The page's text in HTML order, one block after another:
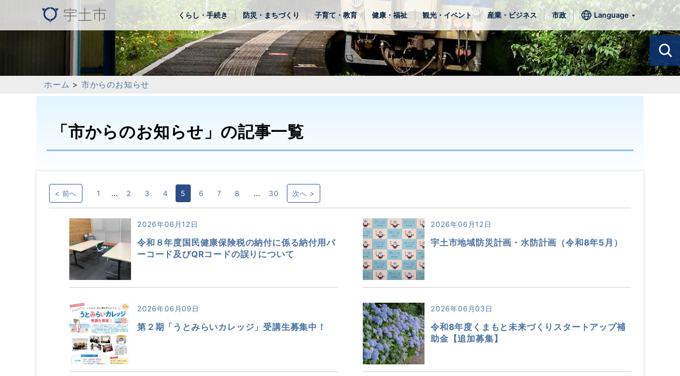
くらし・手続き 防災・まちづくり 子育て・教育 健康・福祉 観光・イベント 産業・ビジネス 市政 Language
ホーム > 市からのお知らせ
「市からのお知らせ」の記事一覧
< 前へ 1 … 2 3 4 5 6 7 8 … 30 次へ >
2026年06月12日
令和８年度国民健康保険税の納付に係る納付用バ
ーコード及びQRコードの誤りについて
2026年06月12日
宇土市地域防災計画・水防計画（令和8年5月）
2026年06月09日
第２期「うとみらいカレッジ」受講生募集中！
2026年06月03日
令和8年度くまもと未来づくりスタートアップ補
助金【追加募集】